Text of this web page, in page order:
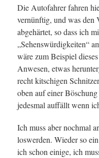
Die Autofahrer fahren
vernünftig, und was den
abgehärtet, so dass ich
„Sehenswürdigkeiten“
wäre zum Beispiel
Anwesen, etwas
recht kitschigen
oben auf einer
jedesmal auffällt wenn
Ich muss aber nochmal
loswerden. Wieder so
ich schon einige, ich